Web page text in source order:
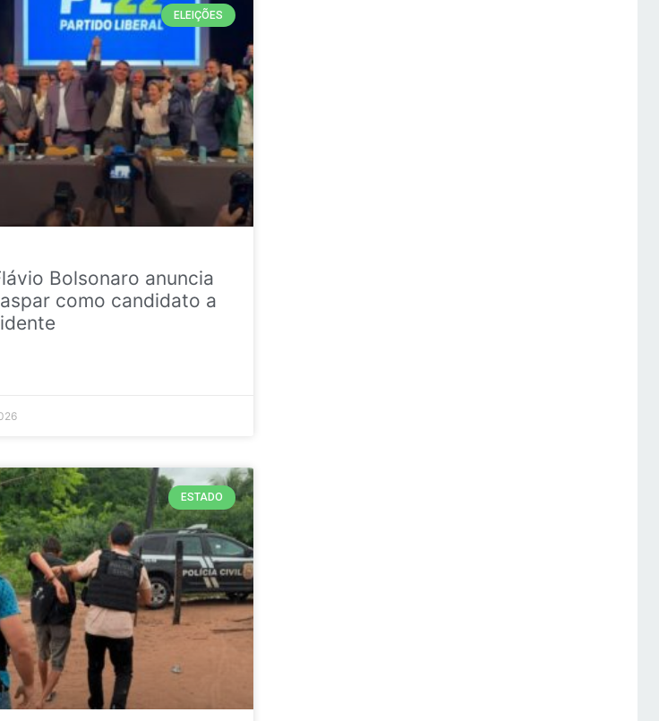
ELEIÇÕES
Bolsonaro anuncia
como candidato a
ESTADO